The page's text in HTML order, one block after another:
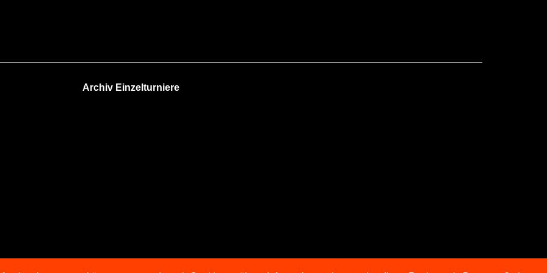
Archiv Einzelturniere